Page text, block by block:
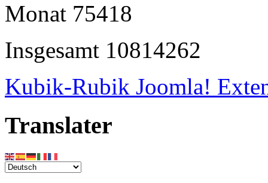
Monat 75418
Insgesamt 10814262
Kubik-Rubik Joomla!
Translater